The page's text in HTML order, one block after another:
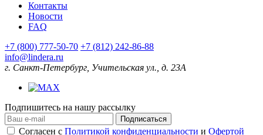
Контакты
Новости
FAQ
+7 (800) 777-50-70 +7 (812) 242-86-88
info@lindera.ru
г. Санкт-Петербург, Учительская ул., д. 23А
Подпишитесь на нашу рассылку
Подписаться
Согласен с Политикой конфиденциальности и Офертой